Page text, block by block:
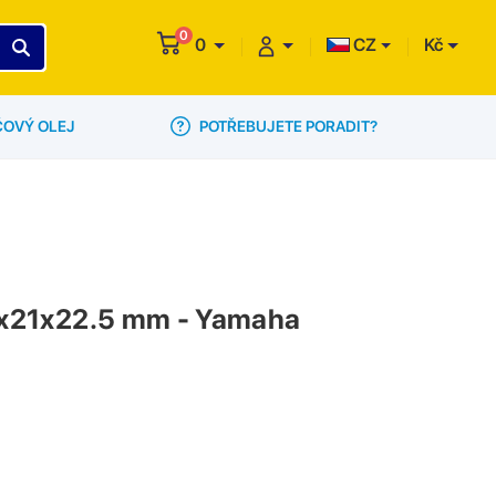
0 0 CZ Kč
OLEJ POTŘEBUJETE PORADIT?
mm - Yamaha